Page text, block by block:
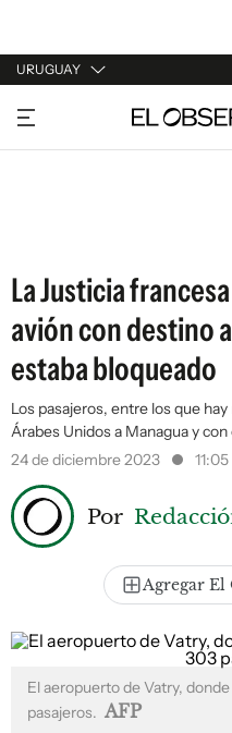
URUGUAY
URUGUAY
ARGENTINA
La Justicia
avión con destino
estaba bloqueado
Los pasajeros, entre los que
Árabes Unidos a Managua y con
24 de diciembre 2023
Por
Agregar El
El aeropuerto de Vatry,
pasajeros. AFP